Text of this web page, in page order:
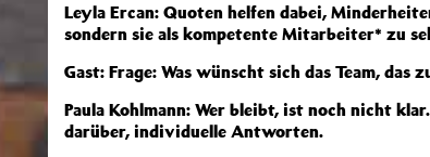
Leyla Ercan: Quoten helfen dabei,
sondern sie als kompetente Mitarbeiter* zu
Gast: Frage: Was wünscht sich das Team, das
Paula Kohlmann: Wer bleibt, ist noch nicht
darüber, individuelle Antworten.